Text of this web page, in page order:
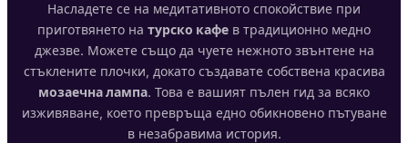
Насладете се на медитативното спокойствие при
приготвянето на турско кафе в традиционно медно
джезве. Можете също да чуете нежното звънтене на
стъклените плочки, докато създавате собствена красива
мозаечна лампа. Това е вашият пълен гид за всяко
изживяване, което превръща едно обикновено пътуване
в незабравима история.